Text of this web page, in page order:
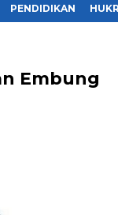
PENDIDIKAN
Embung